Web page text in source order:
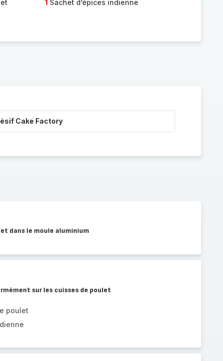
1 Sachet d’épices indienne
Cake Factory
dans le moule aluminium
sur les cuisses de poulet
poulet